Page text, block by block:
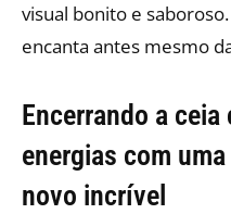
visual bonito e
encanta antes mesmo
Encerrando a
energias com
novo incrível